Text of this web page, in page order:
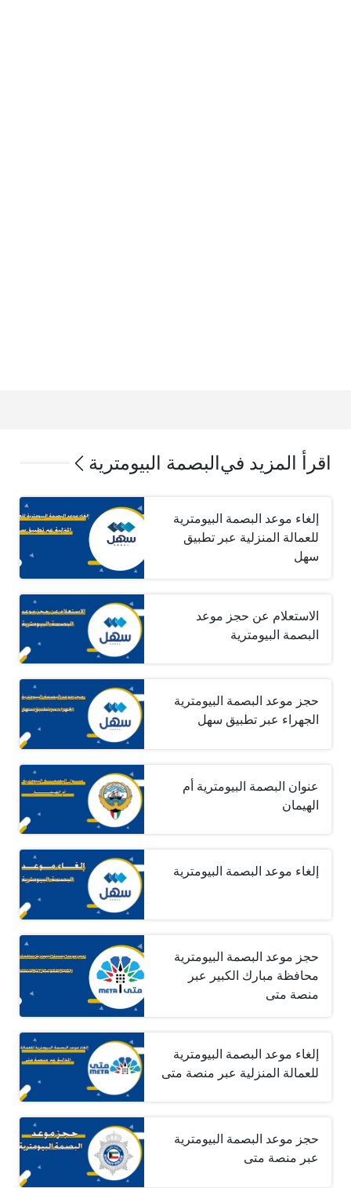
اقرأ المزيد في البصمة البيومترية
إلغاء موعد البصمة البيومترية
للعمالة المنزلية عبر تطبيق
سهل
الاستعلام عن حجز موعد
البصمة البيومترية
حجز موعد البصمة البيومترية
الجهراء عبر تطبيق سهل
عنوان البصمة البيومترية أم
الهيمان
إلغاء موعد البصمة البيومترية
حجز موعد البصمة البيومترية
محافظة مبارك الكبير عبر
منصة متى
إلغاء موعد البصمة البيومترية
للعمالة المنزلية عبر منصة متى
حجز موعد البصمة البيومترية
عبر منصة متى